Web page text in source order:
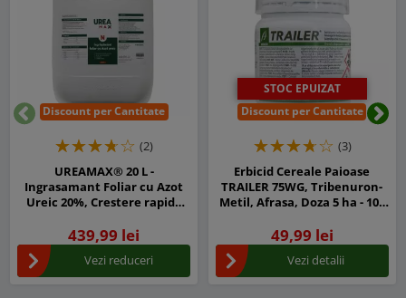
Discount per Cantitate
(2)
UREAMAX® 20 L -
Ingrasamant Foliar cu Azot
Ureic 20%, Crestere rapida
Cereale, Pomi si Vita de Vie
439,99 lei
Vezi reduceri
STOC EPUIZAT
Discount per Cantitate
(3)
Erbicid Cereale Paioase
TRAILER 75WG, Tribenuron-
Metil, Afrasa, Doza 5 ha - 100
49,99 lei
Vezi detalii
Inapoi